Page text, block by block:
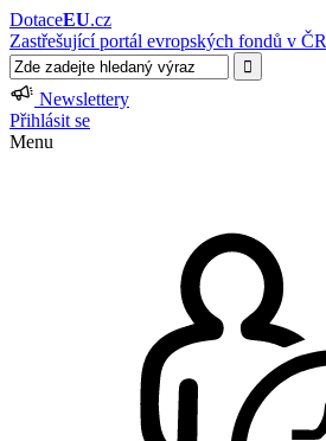
DotaceEU.cz
Zastřešující portál evropských fondů v ČR
Newslettery
Přihlásit se
Menu